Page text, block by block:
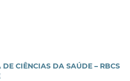
CIÊNCIAS DA SAÚDE – RBCS